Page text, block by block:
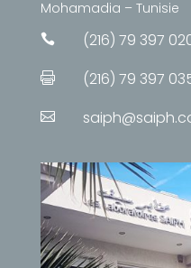
Mohamadia – Tunisie
 (216) 79 397
 (216) 79 397
